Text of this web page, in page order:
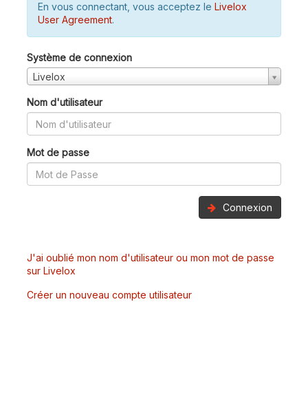
En vous connectant, vous acceptez le Livelox
User Agreement.
Système de connexion
Livelox
Nom d'utilisateur
Mot de passe
Connexion
J'ai oublié mon nom d'utilisateur ou mon mot de passe
sur Livelox
Créer un nouveau compte utilisateur